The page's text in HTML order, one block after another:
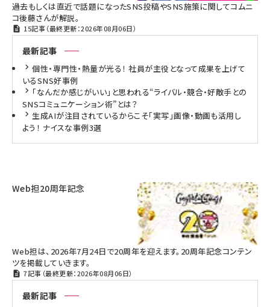
過去もしくは直近で話題になったSNS投稿やSNS施策に関してコムニ
コ後藤さんが解説。
15記事（最終更新：2026年08月06日）
最新記事
個性・専門性・熱量が光る！ 社員が主役となって成果を上げて
いるSNS好事例
「なんだか感じがいい」と思われる“ライバル・競合・好敵手との
SNSコミュニケーション術”とは？
生成AIが注目されているからこそ「実写」画像・動画も活用し
よう！ ナイスな事例3選
Web担20周年記念
Web担は、2026年7月24日で20周年を迎えます。20周年記念コンテン
ツを掲載していきます。
7記事（最終更新：2026年08月06日）
最新記事